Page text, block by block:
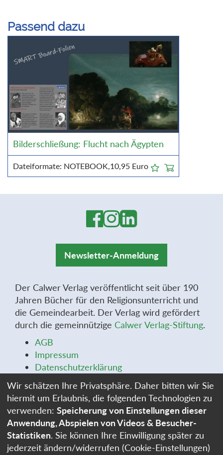
Passend dazu
Bilderschließung: Flucht nach Ägypten
Dateiformate: NOTEBOOK, 10,95 Euro
Newsletter-Anmeldung
Der Calwer Verlag veröffentlicht seit über 190
Jahren Bücher für den Religionsunterricht und
die Gemeindearbeit. Der Verlag wird gefördert
durch die gemeinnützige Calwer Verlag-Stiftung.
AGB
Impressum
Datenschutzerklärung
Widerrufsformular
Stellenangebote
Cookie-Einstellungen
Wir schätzen Ihre Privatsphäre. Daher bitten wir Sie
hiermit um Erlaubnis, die folgenden Technologien zu
verwenden: Speicherung von Einstellungen dieser
Anwendung, Abspielen von Videos & Besucher-
Statistiken. Sie können Ihre Einwilligung später zu
jederzeit ändern/widerrufen (Cookie-Einstellungen)